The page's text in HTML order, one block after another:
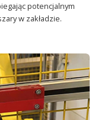
potencjalnym
w zakładzie.